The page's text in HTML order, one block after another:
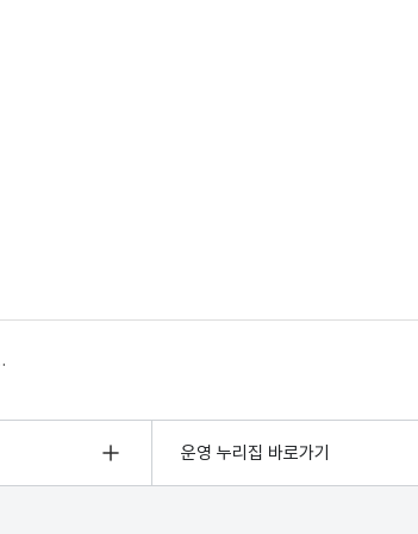
운영 누리집 바로가기